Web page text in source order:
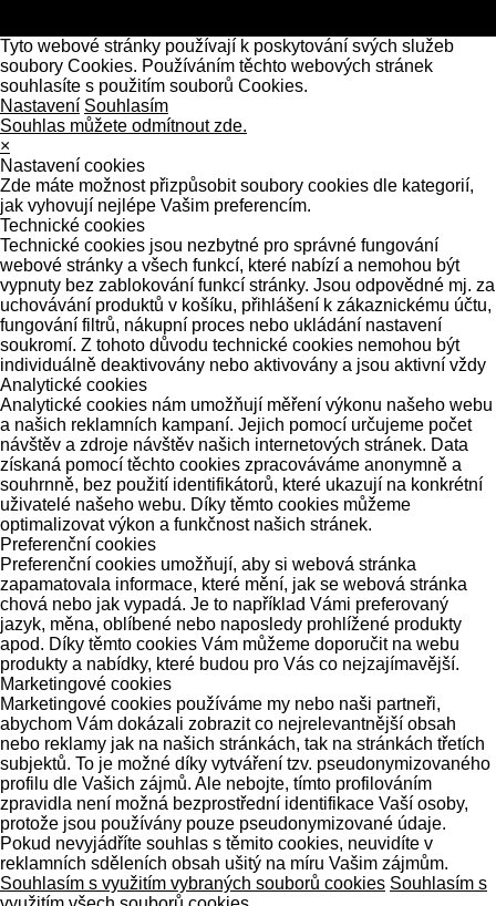
Tyto webové stránky používají k poskytování svých služeb
soubory Cookies. Používáním těchto webových stránek
souhlasíte s použitím souborů Cookies.
Nastavení Souhlasím
Souhlas můžete odmítnout zde.
×
Nastavení cookies
Zde máte možnost přizpůsobit soubory cookies dle kategorií,
jak vyhovují nejlépe Vašim preferencím.
Technické cookies
Technické cookies jsou nezbytné pro správné fungování
webové stránky a všech funkcí, které nabízí a nemohou být
vypnuty bez zablokování funkcí stránky. Jsou odpovědné mj. za
uchovávání produktů v košíku, přihlášení k zákaznickému účtu,
fungování filtrů, nákupní proces nebo ukládání nastavení
soukromí. Z tohoto důvodu technické cookies nemohou být
individuálně deaktivovány nebo aktivovány a jsou aktivní vždy
Analytické cookies
Analytické cookies nám umožňují měření výkonu našeho webu
a našich reklamních kampaní. Jejich pomocí určujeme počet
návštěv a zdroje návštěv našich internetových stránek. Data
získaná pomocí těchto cookies zpracováváme anonymně a
souhrnně, bez použití identifikátorů, které ukazují na konkrétní
uživatelé našeho webu. Díky těmto cookies můžeme
optimalizovat výkon a funkčnost našich stránek.
Preferenční cookies
Preferenční cookies umožňují, aby si webová stránka
zapamatovala informace, které mění, jak se webová stránka
chová nebo jak vypadá. Je to například Vámi preferovaný
jazyk, měna, oblíbené nebo naposledy prohlížené produkty
apod. Díky těmto cookies Vám můžeme doporučit na webu
produkty a nabídky, které budou pro Vás co nejzajímavější.
Marketingové cookies
Marketingové cookies používáme my nebo naši partneři,
abychom Vám dokázali zobrazit co nejrelevantnější obsah
nebo reklamy jak na našich stránkách, tak na stránkách třetích
subjektů. To je možné díky vytváření tzv. pseudonymizovaného
profilu dle Vašich zájmů. Ale nebojte, tímto profilováním
zpravidla není možná bezprostřední identifikace Vaší osoby,
protože jsou používány pouze pseudonymizované údaje.
Pokud nevyjádříte souhlas s těmito cookies, neuvidíte v
reklamních sděleních obsah ušitý na míru Vašim zájmům.
Souhlasím s využitím vybraných souborů cookies Souhlasím s